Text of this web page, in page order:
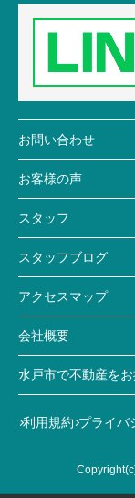
お問い合わせ
お客様の声
スタッフ
スタッフブログ
アクセスマップ
会社概要
水戸市で不動産を
利用規約 プライバ